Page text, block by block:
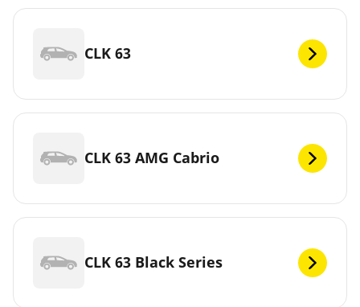
CLK 63
CLK 63 AMG Cabrio
CLK 63 Black Series